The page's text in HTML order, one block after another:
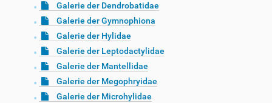
Galerie der Dendrobatidae
Galerie der Gymnophiona
Galerie der Hylidae
Galerie der Leptodactylidae
Galerie der Mantellidae
Galerie der Megophryidae
Galerie der Microhylidae